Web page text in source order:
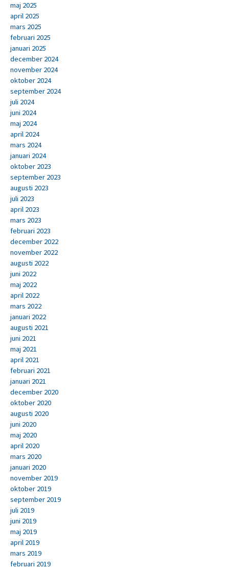
maj 2025
april 2025
mars 2025
februari 2025
januari 2025
december 2024
november 2024
oktober 2024
september 2024
juli 2024
juni 2024
maj 2024
april 2024
mars 2024
januari 2024
oktober 2023
september 2023
augusti 2023
juli 2023
april 2023
mars 2023
februari 2023
december 2022
november 2022
augusti 2022
juni 2022
maj 2022
april 2022
mars 2022
januari 2022
augusti 2021
juni 2021
maj 2021
april 2021
februari 2021
januari 2021
december 2020
oktober 2020
augusti 2020
juni 2020
maj 2020
april 2020
mars 2020
januari 2020
november 2019
oktober 2019
september 2019
juli 2019
juni 2019
maj 2019
april 2019
mars 2019
februari 2019